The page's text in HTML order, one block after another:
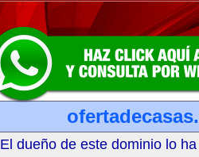
El dueño de este dominio lo